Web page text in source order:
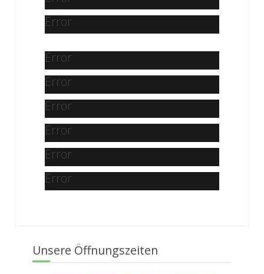
Error
Error
Error
Error
Error
Error
Error
Unsere Öffnungszeiten